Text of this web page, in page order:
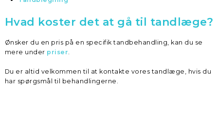
Hvad koster det at gå til tandlæge?
Ønsker du en pris på en specifik tandbehandling, kan du se
mere under priser
Du er altid velkommen til at kontakte vores tandlæge, hvis du
har spørgsmål til behandlingerne.